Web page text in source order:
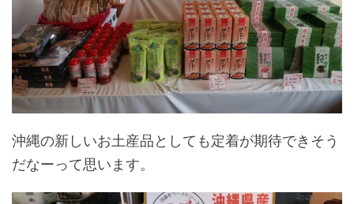
沖縄の新しいお土産品としても定着が期待できそう
だなーって思います。